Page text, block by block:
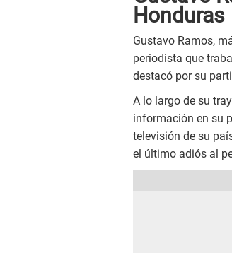
Honduras
Gustavo Ramos,
periodista que
destacó por su
A lo largo de su
información en su
televisión de su
el último adiós al